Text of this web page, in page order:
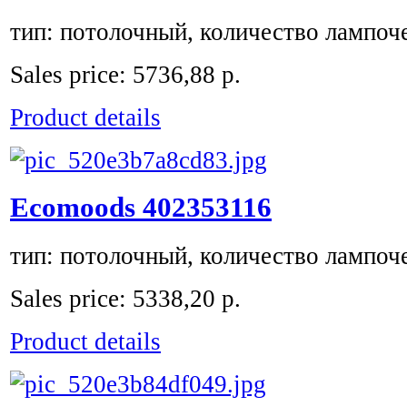
тип: потолочный, количество
Sales price: 5736,88 р.
Product details
Ecomoods 402353116
тип: потолочный, количество
Sales price: 5338,20 р.
Product details